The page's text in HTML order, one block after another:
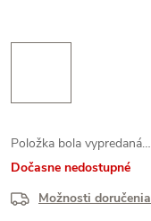
Položka bola vypredaná…
Dočasne nedostupné
Možnosti doručenia